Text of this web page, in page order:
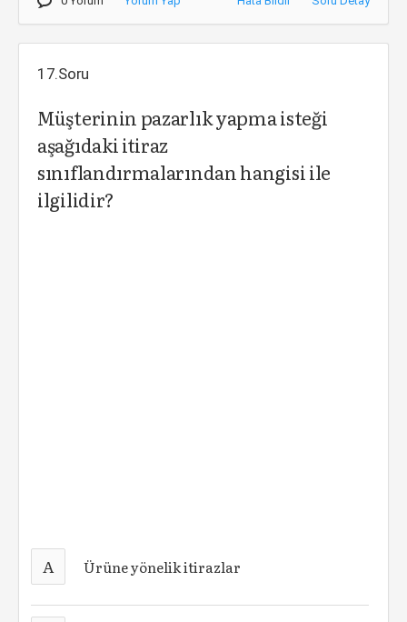
17.Soru
Müşterinin pazarlık yapma isteği
aşağıdaki itiraz
sınıflandırmalarından hangisi ile
ilgilidir?
A Ürüne yönelik itirazlar